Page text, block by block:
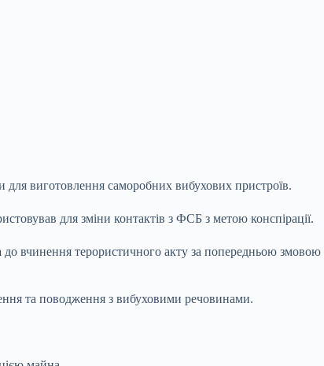
виготовлення саморобних вибухових пристроїв.
для зміни контактів з ФСБ з метою конспірації.
до вчинення терористичного акту за попередньою змовою
та поводження з вибуховими речовинами.